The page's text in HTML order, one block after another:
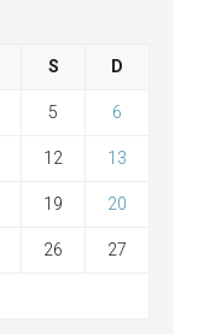
S D
5 6
12 13
19 20
26 27